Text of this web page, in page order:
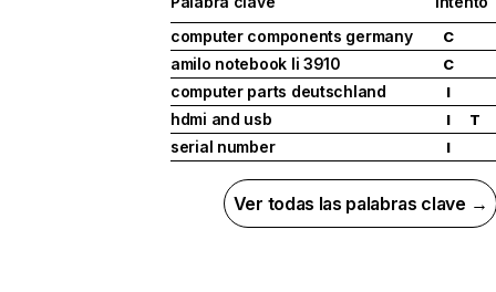
computer components germany
C
amilo notebook li 3910 C
computer parts deutschland I
hdmi and usb I T
serial number I
Ver todas las palabras clave →